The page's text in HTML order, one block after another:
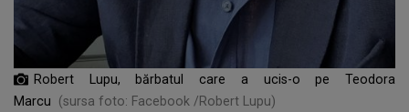
Robert Lupu, bărbatul care a ucis-o pe Teodora
Marcu
(sursa foto: Facebook /Robert Lupu)